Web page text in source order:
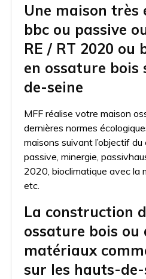
Une maison très
bbc ou passive
RE / RT 2020 ou
en ossature bois
de-seine
MFF réalise votre maison
dernières normes
maisons suivant l’objectif du
passive, minergie,
2020, bioclimatique avec la
etc.
La construction
ossature bois ou
matériaux
sur les hauts-de-